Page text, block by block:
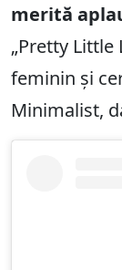
merită
„Pretty Little
feminin și
Minimalist,